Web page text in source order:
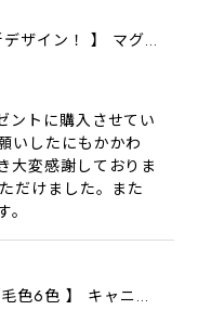
【 コーギー 2023新デザイン！ 】 マグカップ お家用 プレゼント 犬 うちの子 犬グッズ ギフト
ントに購入させてい
いしたにもかかわ
大変感謝しておりま
だけました。また
【 チワワ スムース 毛色6色 】 キャニスター 保存容器 お家用 プレゼント 犬 ペット うちの子 犬グッズ